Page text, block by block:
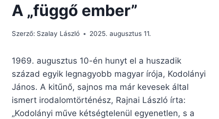
A „függő ember”
Szerző: Szalay László 2025. augusztus 11.
1969. augusztus 10-én hunyt el a huszadik
század egyik legnagyobb magyar írója, Kodolányi
János. A kitűnő, sajnos ma már kevesek által
ismert irodalomtörténész, Rajnai László írta:
„Kodolányi műve kétségtelenül egyenetlen, s a